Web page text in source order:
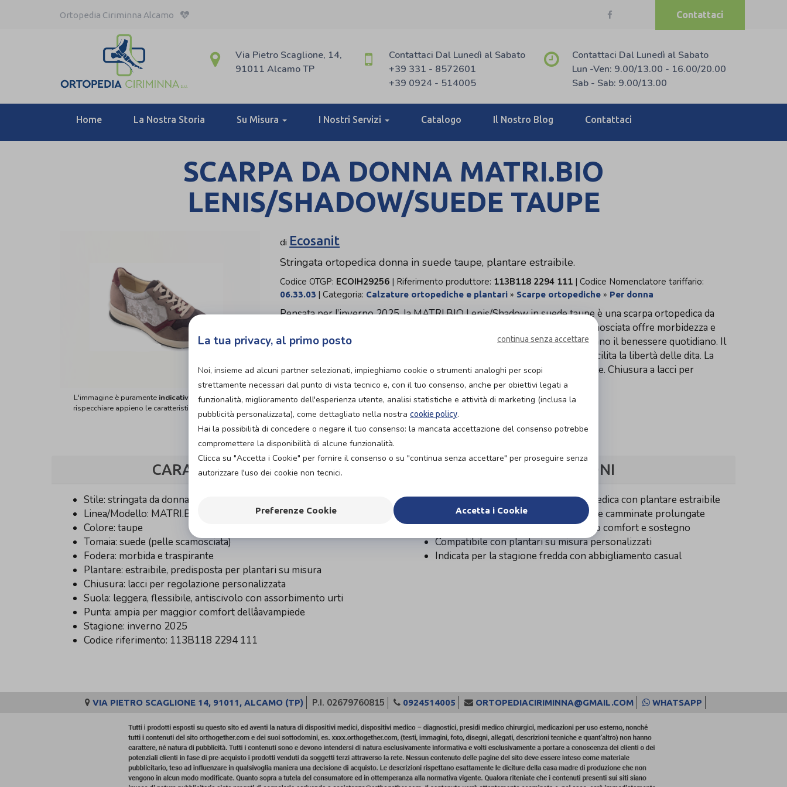
Ortopedia Ciriminna Alcamo Contattaci
Via Pietro Scaglione, 14,
91011 Alcamo TP
Contattaci Dal Lunedì al Sabato
+39 331 - 8572601
+39 0924 - 514005
Contattaci Dal Lunedì al Sabato
Lun -Ven: 9.00/13.00 - 16.00/20.00
Sab - Sab: 9.00/13.00
Home La Nostra Storia Su Misura I Nostri Servizi Catalogo Il Nostro Blog Contattaci
SCARPA DA DONNA MATRI.BIO
LENIS/SHADOW/SUEDE TAUPE
L'immagine è puramente indicativa
e potrebbe non
rispecchiare appieno le caratteristiche del prodotto.
di Ecosanit
Stringata ortopedica donna in suede taupe, plantare estraibile.
Codice OTGP: ECOIH29256 | Riferimento produttore: 113B118 2294 111 | Codice Nomenclatore tariffario:
06.33.03 | Categoria: Calzature ortopediche e plantari » Scarpe ortopediche » Per donna
Pensata per l’inverno 2025, la MATRI.BIO Lenis/Shadow in suede taupe è una scarpa ortopedica da
donna stringata che coniuga comfort e sostegno. La tomaia in pelle scamosciata offre morbidezza e
avvolgenza, mentre la fodera traspirante e il collarino imbottito aumentano il benessere quotidiano. Il
plantare estraibile consente l’uso di plantari su misura; la punta ampia facilita la libertà delle dita. La
suola leggera, antiscivolo e ammortizzata favorisce una camminata stabile. Chiusura a lacci per
regolazione precisa. Cod. 113B118 2294 111.
Organizza prova in negozio
CARATTERISTICHE
Stile: stringata da donna
Linea/Modello: MATRI.BIO Lenis / Shadow
Colore: taupe
Tomaia: suede (pelle scamosciata)
Fodera: morbida e traspirante
Plantare: estraibile, predisposta per plantari su misura
Chiusura: lacci per regolazione personalizzata
Suola: leggera, flessibile, antiscivolo con assorbimento urti
Punta: ampia per maggior comfort dellâavampiede
Stagione: inverno 2025
Codice riferimento: 113B118 2294 111
INDICAZIONI
Per chi necessita di una scarpa ortopedica con plantare estraibile
Ideale per utilizzo quotidiano, lavoro e camminate prolungate
Adatta a piedi sensibili che richiedono comfort e sostegno
Compatibile con plantari su misura personalizzati
Indicata per la stagione fredda con abbigliamento casual
VIA PIETRO SCAGLIONE 14, 91011, ALCAMO (TP) P.I. 02679760815 0924514005 ORTOPEDIACIRIMINNA@GMAIL.COM WHATSAPP
La tua privacy, al primo posto continua senza accettare
Noi, insieme ad alcuni partner selezionati, impieghiamo cookie o strumenti analoghi per scopi
strettamente necessari dal punto di vista tecnico e, con il tuo consenso, anche per obiettivi legati a
funzionalità, miglioramento dell'esperienza utente, analisi statistiche e attività di marketing (inclusa la
pubblicità personalizzata), come dettagliato nella nostra cookie policy.
Hai la possibilità di concedere o negare il tuo consenso: la mancata accettazione del consenso potrebbe
compromettere la disponibilità di alcune funzionalità.
Clicca su "Accetta i Cookie" per fornire il consenso o su "continua senza accettare" per proseguire senza
autorizzare l'uso dei cookie non tecnici.
Preferenze Cookie Accetta i Cookie